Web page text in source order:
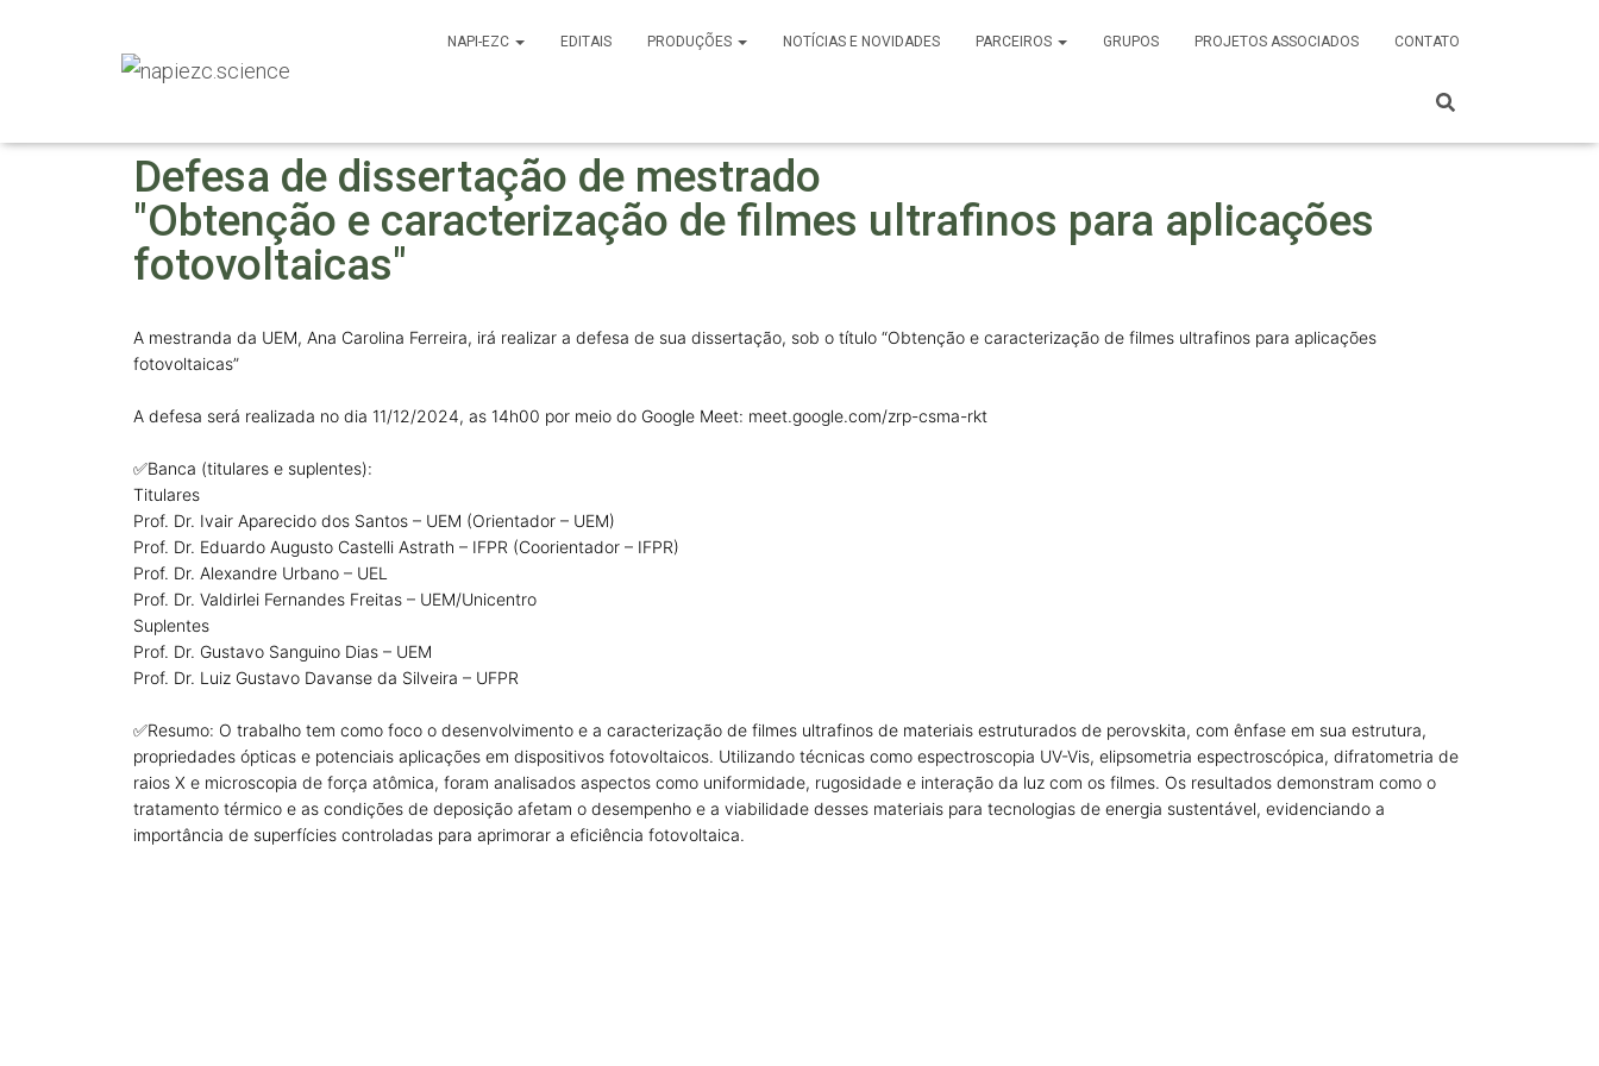
NAPI-EZC EDITAIS PRODUÇÕES NOTÍCIAS E NOVIDADES PARCEIROS GRUPOS PROJETOS ASSOCIADOS CONTATO
Defesa de dissertação de mestrado
"Obtenção e caracterização de filmes ultrafinos para aplicações
fotovoltaicas"
A mestranda da UEM, Ana Carolina Ferreira, irá realizar a defesa de sua dissertação, sob o título “Obtenção e caracterização de filmes ultrafinos para aplicações
fotovoltaicas”
A defesa será realizada no dia 11/12/2024, as 14h00 por meio do Google Meet: meet.google.com/zrp-csma-rkt
✅Banca (titulares e suplentes):
Titulares
Prof. Dr. Ivair Aparecido dos Santos – UEM (Orientador – UEM)
Prof. Dr. Eduardo Augusto Castelli Astrath – IFPR (Coorientador – IFPR)
Prof. Dr. Alexandre Urbano – UEL
Prof. Dr. Valdirlei Fernandes Freitas – UEM/Unicentro
Suplentes
Prof. Dr. Gustavo Sanguino Dias – UEM
Prof. Dr. Luiz Gustavo Davanse da Silveira – UFPR
✅Resumo: O trabalho tem como foco o desenvolvimento e a caracterização de filmes ultrafinos de materiais estruturados de perovskita, com ênfase em sua estrutura,
propriedades ópticas e potenciais aplicações em dispositivos fotovoltaicos. Utilizando técnicas como espectroscopia UV-Vis, elipsometria espectroscópica, difratometria de
raios X e microscopia de força atômica, foram analisados aspectos como uniformidade, rugosidade e interação da luz com os filmes. Os resultados demonstram como o
tratamento térmico e as condições de deposição afetam o desempenho e a viabilidade desses materiais para tecnologias de energia sustentável, evidenciando a
importância de superfícies controladas para aprimorar a eficiência fotovoltaica.